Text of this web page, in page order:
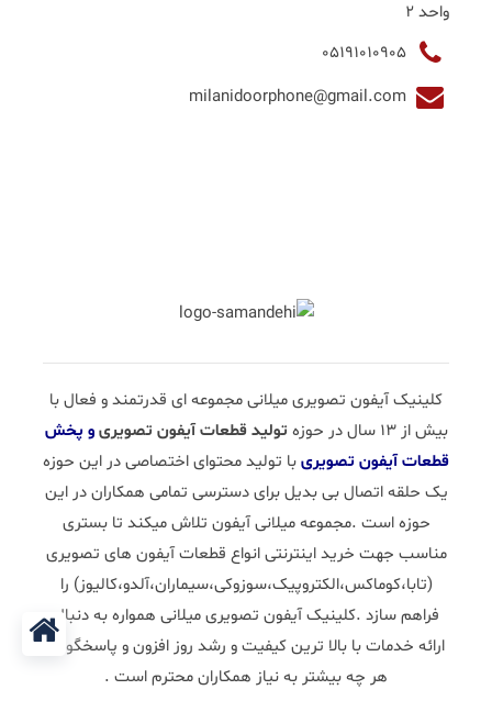
واحد 2
کلینیک آیفون تصویری میلانی مجموعه ای قدرتمند و فعال با
بیش از 13 سال در حوزه
تولید قطعات آیفون تصویریو پخش
قطعات آیفون تصویریبا تولید محتوای اختصاصی در این حوزه
یک حلقه اتصال بی بدیل برای دسترسی تمامی همکاران در این
حوزه است .مجموعه میلانی آیفون تلاش میکند تا بستری
مناسب جهت خرید اینترنتی انواع قطعات آیفون های تصویری
(تابا،کوماکس،الکتروپیک،سوزوکی،سیماران،آلدو،کالیوز) را
فراهم سازد .کلینیک آیفون تصویری میلانی همواره به دنبال
ارائه خدمات با بالا ترین کیفیت و رشد روز افزون و پاسخگویی
هر چه بیشتر به نیاز همکاران محترم است .